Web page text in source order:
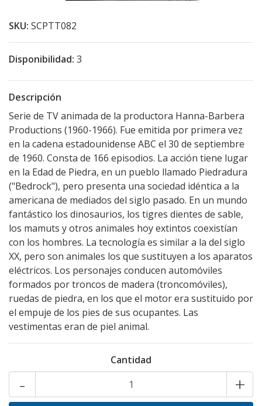
SKU: SCPTT082
Disponibilidad: 3
Descripción
Serie de TV animada de la productora Hanna-Barbera
Productions (1960-1966). Fue emitida por primera vez
en la cadena estadounidense ABC el 30 de septiembre
de 1960. Consta de 166 episodios. La acción tiene lugar
en la Edad de Piedra, en un pueblo llamado Piedradura
("Bedrock"), pero presenta una sociedad idéntica a la
americana de mediados del siglo pasado. En un mundo
fantástico los dinosaurios, los tigres dientes de sable,
los mamuts y otros animales hoy extintos coexistían
con los hombres. La tecnología es similar a la del siglo
XX, pero son animales los que sustituyen a los aparatos
eléctricos. Los personajes conducen automóviles
formados por troncos de madera (troncomóviles),
ruedas de piedra, en los que el motor era sustituido por
el empuje de los pies de sus ocupantes. Las
vestimentas eran de piel animal.
Cantidad
+
-